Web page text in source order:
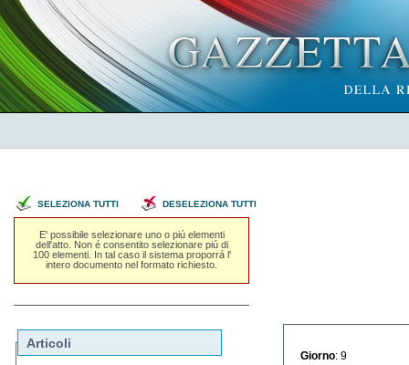
SELEZIONA TUTTI DESELEZIONA TUTTI
E' possibile selezionare uno o piú elementi
dell'atto. Non é consentito selezionare piú di
100 elementi. In tal caso il sistema proporrá l'
intero documento nel formato richiesto.
Articoli
Giorno : 9